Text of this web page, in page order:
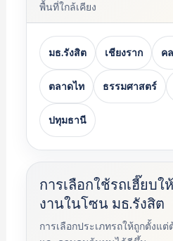
พื้นที่ใกล้เคียง
มธ.รังสิต เชียงราก ค
ตลาดไท ธรรมศาสตร์
ปทุมธานี
การเลือกใช้รถเฮี๊ยบ
งานในโซน มธ.รังสิต
การเลือกประเภทรถให้ถูกตั้งแ